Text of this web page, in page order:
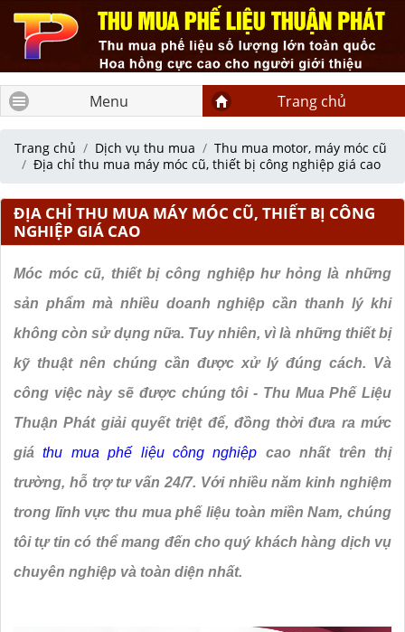
Menu Trang chủ
Trang chủ Dịch vụ thu mua
Thu mua motor, máy móc cũ
Địa chỉ thu mua máy móc cũ, thiết bị công nghiệp giá cao
ĐỊA CHỈ THU MUA MÁY MÓC CŨ, THIẾT BỊ CÔNG
NGHIỆP GIÁ CAO
Móc móc cũ, thiết bị công nghiệp hư hỏng là những
sản phẩm mà nhiều doanh nghiệp cần thanh lý khi
không còn sử dụng nữa. Tuy nhiên, vì là những thiết bị
kỹ thuật nên chúng cần được xử lý đúng cách. Và
công việc này sẽ được chúng tôi - Thu Mua Phế Liệu
Thuận Phát giải quyết triệt để, đồng thời đưa ra mức
giá
thu mua phế liệu công nghiệp cao nhất trên thị
trường, hỗ trợ tư vấn 24/7. Với nhiều năm kinh nghiệm
trong lĩnh vực thu mua phế liệu toàn miền Nam, chúng
tôi tự tin có thể mang đến cho quý khách hàng dịch vụ
chuyên nghiệp và toàn diện nhất.